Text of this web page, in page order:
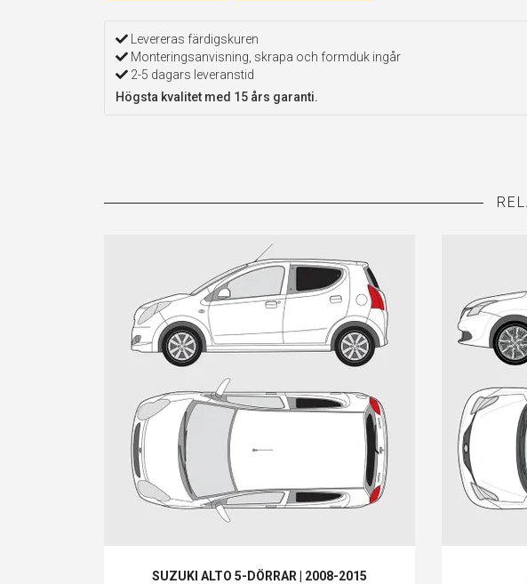
Levereras färdigskuren
Monteringsanvisning, skrapa och formduk ingår
2-5 dagars leveranstid
Högsta kvalitet med 15 års garanti.
SUZUKI ALTO 5-DÖRRAR | 2008-2015